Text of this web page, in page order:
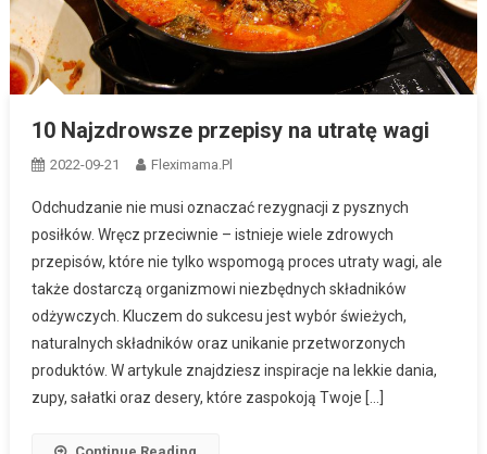
10 Najzdrowsze przepisy na utratę wagi
2022-09-21 Fleximama.pl
Odchudzanie nie musi oznaczać rezygnacji z pysznych
posiłków. Wręcz przeciwnie – istnieje wiele zdrowych
przepisów, które nie tylko wspomogą proces utraty wagi, ale
także dostarczą organizmowi niezbędnych składników
odżywczych. Kluczem do sukcesu jest wybór świeżych,
naturalnych składników oraz unikanie przetworzonych
produktów. W artykule znajdziesz inspiracje na lekkie dania,
zupy, sałatki oraz desery, które zaspokoją Twoje […]